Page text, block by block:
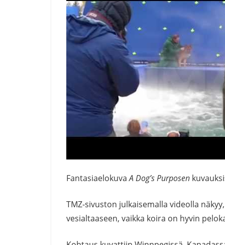
FantasiaelokuvaA Dog’s Purposen
TMZ-sivuston julkaisemalla videolla
vesialtaaseen, vaikka koira on hyvin